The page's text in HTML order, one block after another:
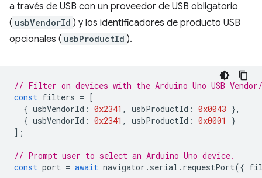
a través de USB con un proveedor de USB obligatorio
( usbVendorId ) y los identificadores de producto USB
opcionales ( usbProductId ).
// Filter on devices with the Arduino Uno USB
const filters = [
{ usbVendorId : 0x2341 , usbProductId : 0x0043 },
{ usbVendorId : 0x2341 , usbProductId : 0x0001
}
];
// Prompt user to select an Arduino Uno device.
const port = await navigator . serial . requestPort({